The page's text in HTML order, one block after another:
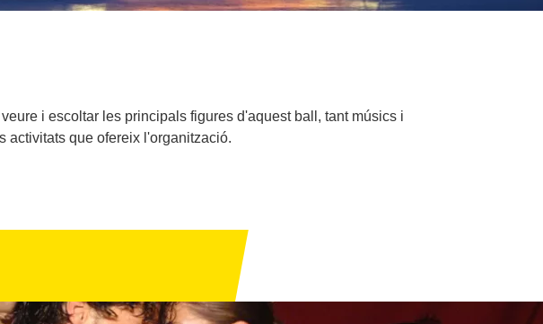
i escoltar les principals figures d'aquest ball, tant músics i
activitats que ofereix l'organització.